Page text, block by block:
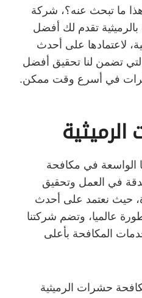
ما تبحث عنه؟، شركة
تقدم لك أفضل
لاعتمادها على أحدث
تضمن لنا تحقيق أفضل
في أسرع وقت ممكن.
الواسعة في مكافحة
في العمل وتحقيق
حيث نعتمد على أحدث
عالميا، وتضم شركتنا
المكافحة بأعلى
حشرات الرميثية